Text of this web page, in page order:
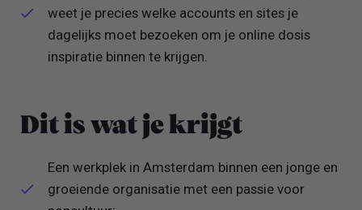
weet je precies welke accounts en sites je
dagelijks moet bezoeken om je online dosis
inspiratie binnen te krijgen.
Dit is wat je krijgt
Een werkplek in Amsterdam binnen een jonge en
groeiende organisatie met een passie voor